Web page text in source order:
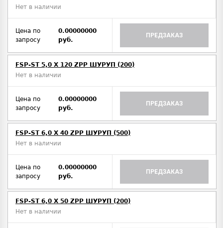
Нет в наличии
Цена по
запросу
0.00000000
руб.
ПРЕДЗАКАЗ
FSP-ST 5,0 X 120 ZPP ШУРУП (200)
Нет в наличии
Цена по
запросу
0.00000000
руб.
ПРЕДЗАКАЗ
FSP-ST 6,0 X 40 ZPP ШУРУП (500)
Нет в наличии
Цена по
запросу
0.00000000
руб.
ПРЕДЗАКАЗ
FSP-ST 6,0 X 50 ZPP ШУРУП (200)
Нет в наличии